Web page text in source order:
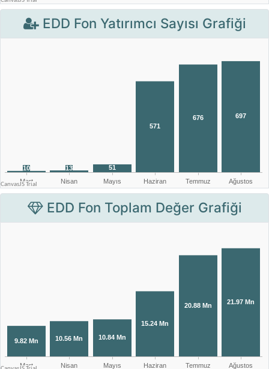
EDD Fon Yatırımcı Sayısı Grafiği
EDD Fon Toplam Değer Grafiği